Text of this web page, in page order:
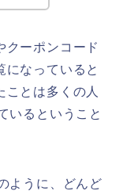
クーポンコード
になっていると
とは多くの人
いるということ
ように、どんど